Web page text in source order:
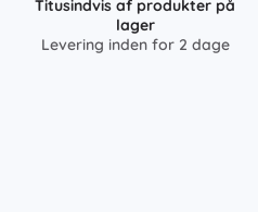
Titusindvis af produkter på
lager
Levering inden for 2 dage